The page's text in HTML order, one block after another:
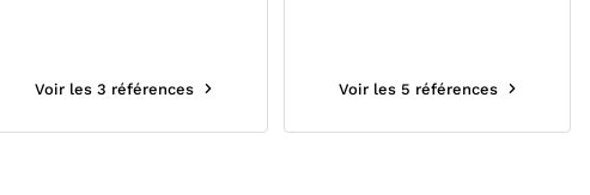
Voir les 3 références Voir les 5 références